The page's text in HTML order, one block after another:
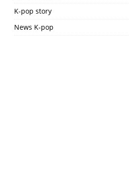
K-pop story
News K-pop